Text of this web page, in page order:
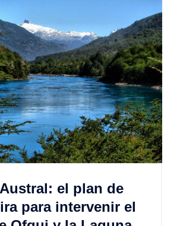
el plan de
para intervenir el